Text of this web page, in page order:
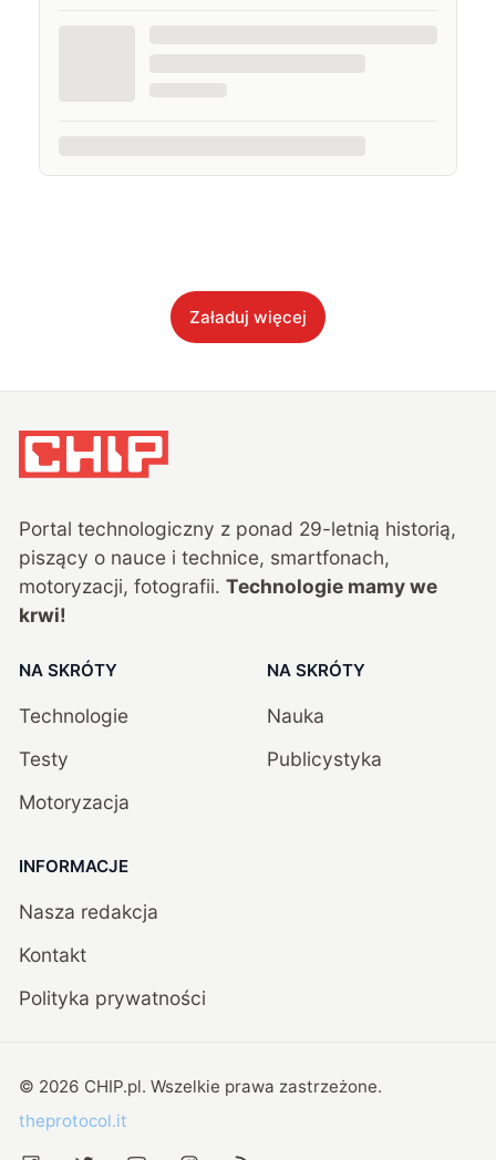
Załaduj więcej
Portal technologiczny z ponad 29-letnią historią,
piszący o nauce i technice, smartfonach,
motoryzacji, fotografii. Technologie mamy we
krwi!
NA SKRÓTY
Technologie
Testy
Motoryzacja
NA SKRÓTY
Nauka
Publicystyka
INFORMACJE
Nasza redakcja
Kontakt
Polityka prywatności
© 2026 CHIP.pl. Wszelkie prawa zastrzeżone.
theprotocol.it